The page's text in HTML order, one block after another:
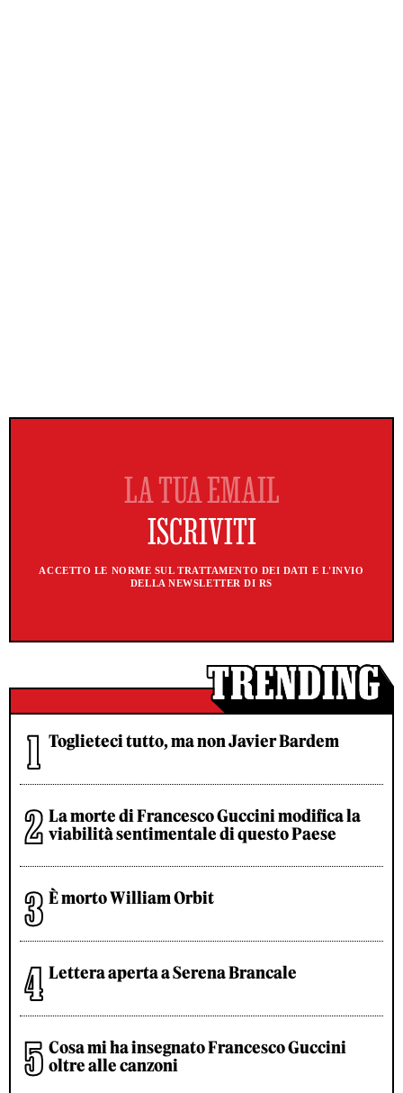
ACCETTO LE NORME SUL TRATTAMENTO DEI DATI E L'INVIO
DELLA NEWSLETTER DI RS
Toglieteci tutto, ma non Javier Bardem
La morte di Francesco Guccini modifica la
viabilità sentimentale di questo Paese
È morto William Orbit
Lettera aperta a Serena Brancale
Cosa mi ha insegnato Francesco Guccini
oltre alle canzoni